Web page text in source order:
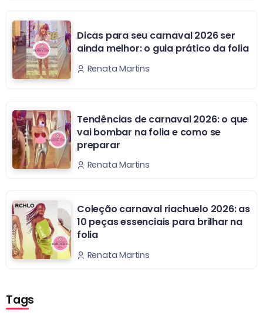
Dicas para seu carnaval 2026 ser
ainda melhor: o guia prático da folia
Renata Martins
Tendências de carnaval 2026: o que
vai bombar na folia e como se
preparar
Renata Martins
Coleção carnaval riachuelo 2026: as
10 peças essenciais para brilhar na
folia
Renata Martins
Tags